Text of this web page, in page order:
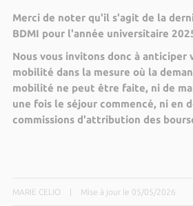
Merci de noter qu'il s'agit de la
BDMI pour l'année universitaire
Nous vous invitons donc à anticiper
mobilité dans la mesure où la
mobilité ne peut être faite, ni de
une fois le séjour commencé, ni en
commissions d'attribution des
MARIE CELIO Mise à jour le 05/05/2026